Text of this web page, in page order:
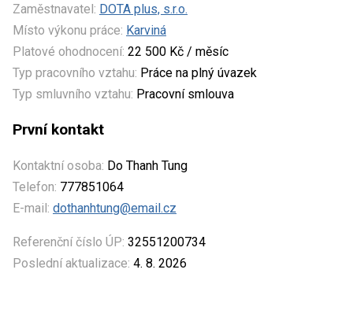
Zaměstnavatel: DOTA plus, s.r.o.
Místo výkonu práce: Karviná
Platové ohodnocení: 22 500 Kč / měsíc
Typ pracovního vztahu: Práce na plný úvazek
Typ smluvního vztahu: Pracovní smlouva
První kontakt
Kontaktní osoba: Do Thanh Tung
Telefon: 777851064
E-mail: dothanhtung@email.cz
Referenční číslo ÚP: 32551200734
Poslední aktualizace: 4. 8. 2026